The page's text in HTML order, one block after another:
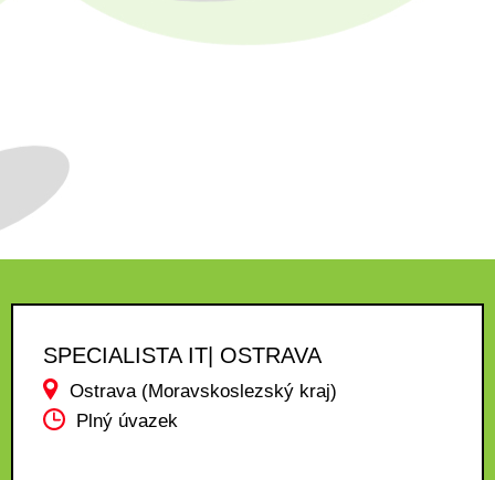
SPECIALISTA IT| OSTRAVA
Ostrava (Moravskoslezský kraj)
Plný úvazek